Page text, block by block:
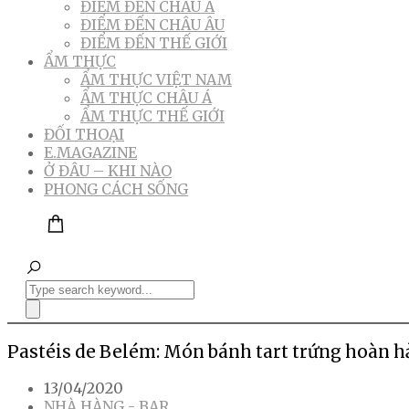
ĐIỂM ĐẾN CHÂU Á
ĐIỂM ĐẾN CHÂU ÂU
ĐIỂM ĐẾN THẾ GIỚI
ẨM THỰC
ẨM THỰC VIỆT NAM
ẨM THỰC CHÂU Á
ẨM THỰC THẾ GIỚI
ĐỐI THOẠI
E.MAGAZINE
Ở ĐÂU – KHI NÀO
PHONG CÁCH SỐNG
Pastéis de Belém: Món bánh tart trứng hoàn
13/04/2020